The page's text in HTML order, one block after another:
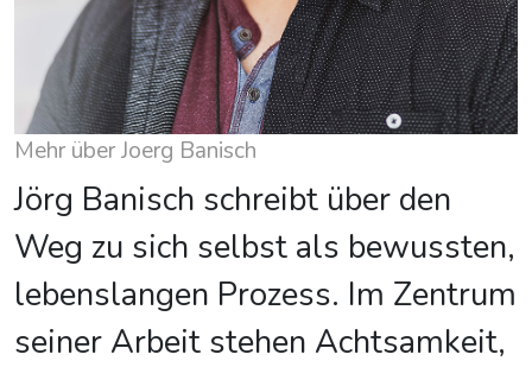
Mehr über Joerg Banisch
Jörg Banisch schreibt über den
Weg zu sich selbst als bewussten,
lebenslangen Prozess. Im Zentrum
seiner Arbeit stehen Achtsamkeit,